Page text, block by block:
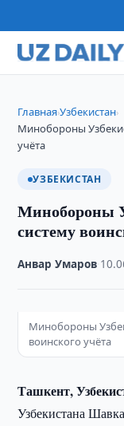
Главная›Узбекистан›
Минобороны
учёта
УЗБЕКИСТАН
Минобороны
систему
Анвар Умаров
Минобороны
воинского учёта
Ташкент,
Узбекистана